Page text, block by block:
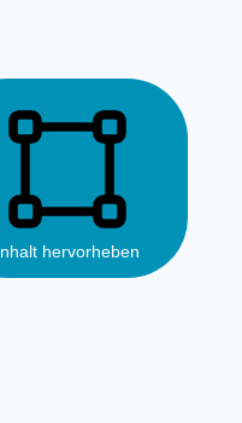
Inhalt hervorheben